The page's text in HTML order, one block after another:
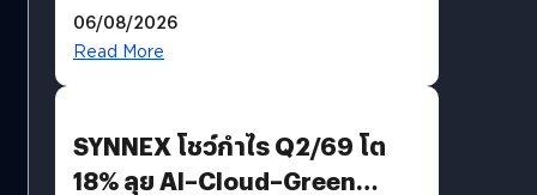
AGI
06/08/2026
Read More
SYNNEX โชว์กำไร Q2/69 โต
18% ลุย AI–Cloud–Green